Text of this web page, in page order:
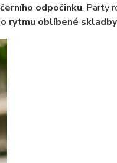
odpočinku. Party
rytmu oblíbené skladby